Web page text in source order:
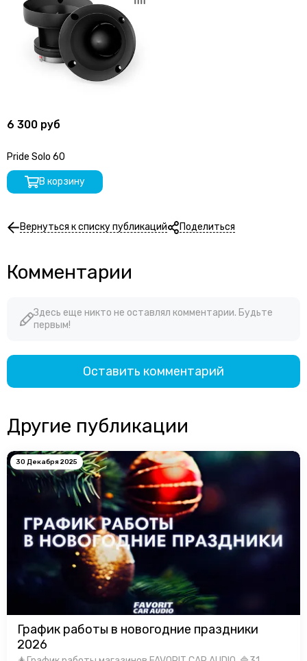
6 300 руб
Pride Solo 60
В корзину
Вернуться к списку публикаций Поделиться
Комментарии
Здесь еще никто не оставлял комментарии. Будьте
первым!
Оставить комментарий
Другие публикации
30 Декабря 2025
График работы в новогодние праздники
2026